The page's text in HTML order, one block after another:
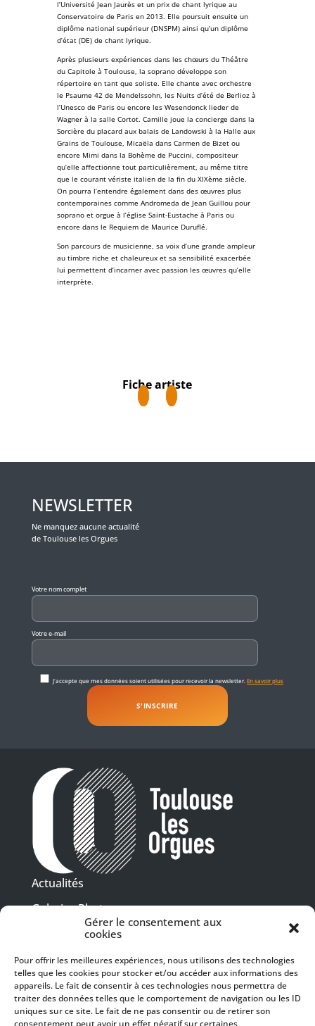
Gérer le consentement aux
cookies
Pour offrir les meilleures expériences, nous utilisons des technologies
telles que les cookies pour stocker et/ou accéder aux informations des
appareils. Le fait de consentir à ces technologies nous permettra de
traiter des données telles que le comportement de navigation ou les ID
uniques sur ce site. Le fait de ne pas consentir ou de retirer son
consentement peut avoir un effet négatif sur certaines
l’Université Jean Jaurès et un prix de chant lyrique au
Conservatoire de Parisen 2013. Elle poursuit ensuite un
diplôme national supérieur (DNSPM) ainsi qu’un diplôme
d’état (DE) de chant lyrique.
Après plusieurs expériences dans les chœurs du Théâtre
du Capitole à Toulouse, la sopranodéveloppe son
répertoire en tant que soliste. Elle chante avec orchestre
le Psaume 42 de Mendelssohn, les Nuits d’été de Berlioz à
l’Unesco de Parisou encore les Wesendonck liederde
Wagnerà la salle Cortot. Camille joue la concierge dans la
Sorcière du placard aux balaisde Landowski à la Halle aux
Grainsde Toulouse, Micaëla dans Carmen de Bizetou
encore Mimi dans la Bohème de Puccini , compositeur
qu’elle affectionne tout particulièrement, au même titre
que le courant vériste italien de la fin du XIXème siècle.
On pourra l’entendre également dans des œuvres plus
contemporaines comme Andromeda de Jean Guillou pour
soprano et orgue à l’église Saint-Eustache à Paris ou
encore dans le Requiem de Maurice Duruflé.
Son parcours de musicienne, sa voix d’une grande ampleur
au timbre riche et chaleureux et sa sensibilité exacerbée
lui permettent d’incarner avec passion les œuvres qu’elle
interprète.
Fiche artiste
NEWSLETTER
Ne manquez aucune actualité
de Toulouse les Orgues
Votre nom complet
Votre e-mail
J'accepte que mes données soient utilisées pour recevoir la newsletter.En savoir plus
Actualités
Galeries Photos
Vidéothèque
Presse
Programme PDF
Billetterie
Recrutement